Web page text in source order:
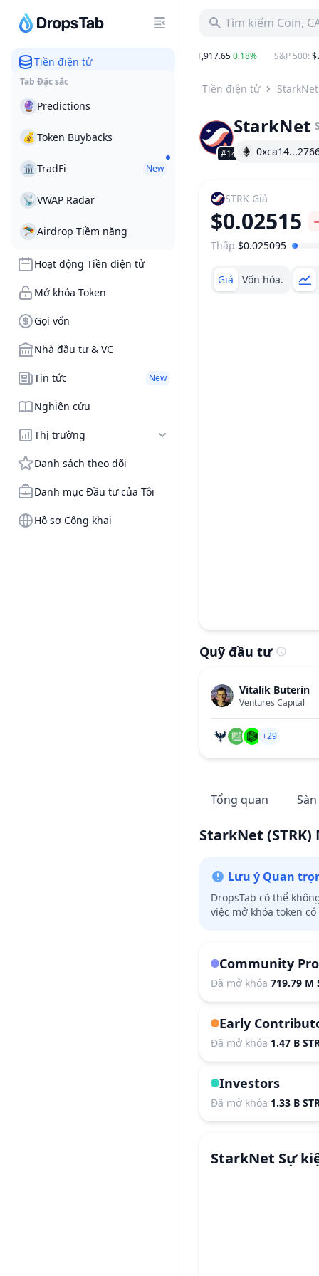
Tiền điện tử
Tab Đặc sắc
🔮 Predictions
💰 Token Buybacks
🏛 TradFi New
📡 VWAP Radar
🪂Airdrop Tiềm năng
Hoạt động Tiền điện tử
Mở khóa Token
Gọi vốn
Nhà đầu tư & VC
Tin tức New
Nghiên cứu
Thị trường
Danh sách theo dõi
Danh mục Đầu tư của Tôi
Hồ sơ Công khai
Tìm kiếm Coin,
−1.68% BTC:$64,914.00 $1,917.650.18% S&P 500 :
Tiền điện tử StarkNet
#146
StarkNet
STRK Giá
$0.02515
Khoảng giá
Thấp $0.025095
Giá Vốn hóa.
Quỹ đầu tư
Vitalik Buterin
Ventures Capital
+29
Tổng quan
StarkNet (STRK)
Lưu ý Quan
DropsTab có thể
việc mở khóa token
Community
Đã mở khóa 719.79 M
Early
Đã mở khóa 1.47 B
Investors
Đã mở khóa 1.33 B
StarkNet Sự